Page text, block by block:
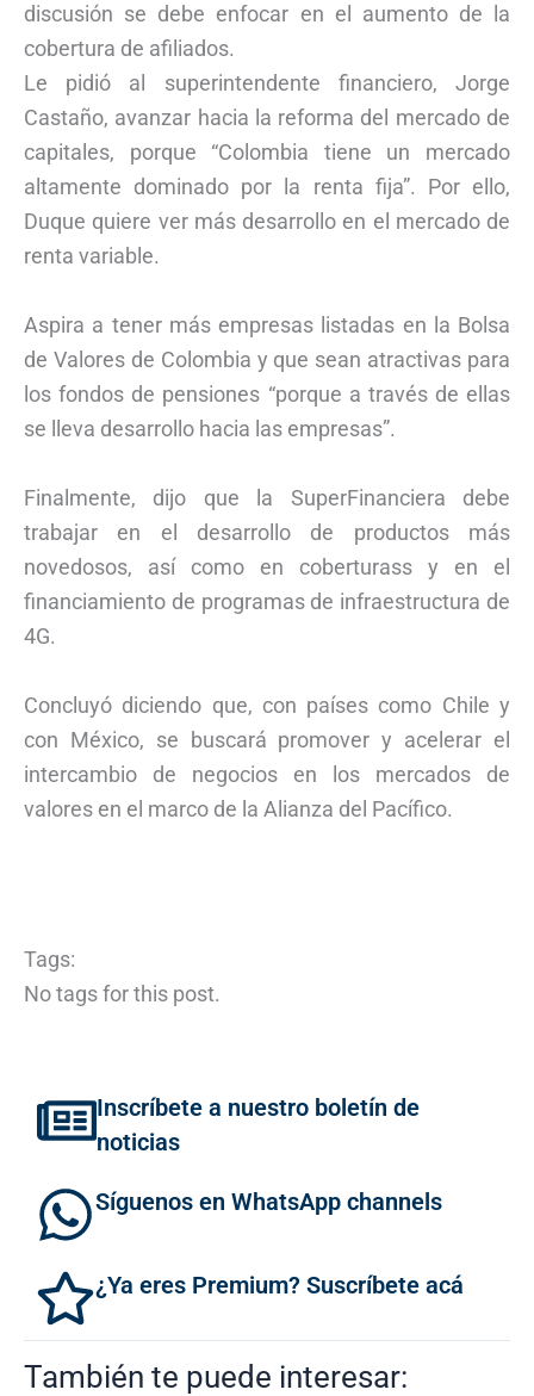
discusión se debe enfocar en el aumento de la
cobertura de afiliados.
Le pidió al superintendente financiero, Jorge
Castaño, avanzar hacia la reforma del mercado de
capitales, porque “Colombia tiene un mercado
altamente dominado por la renta fija”. Por ello,
Duque quiere ver más desarrollo en el mercado de
renta variable.
Aspira a tener más empresas listadas en la Bolsa
de Valores de Colombia y que sean atractivas para
los fondos de pensiones “porque a través de ellas
se lleva desarrollo hacia las empresas”.
Finalmente, dijo que la SuperFinanciera debe
trabajar en el desarrollo de productos más
novedosos, así como en coberturass y en el
financiamiento de programas de infraestructura de
4G.
Concluyó diciendo que, con países como Chile y
con México, se buscará promover y acelerar el
intercambio de negocios en los mercados de
valores en el marco de la Alianza del Pacífico.
Tags:
No tags for this post.
Inscríbete a nuestro boletín de
noticias
Síguenos en WhatsApp channels
¿Ya eres Premium? Suscríbete acá
También te puede interesar: